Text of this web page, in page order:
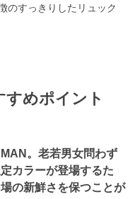
のすっきりしたリュック
めポイント
。老若男女問わず
カラーが登場するた
の新鮮さを保つことが